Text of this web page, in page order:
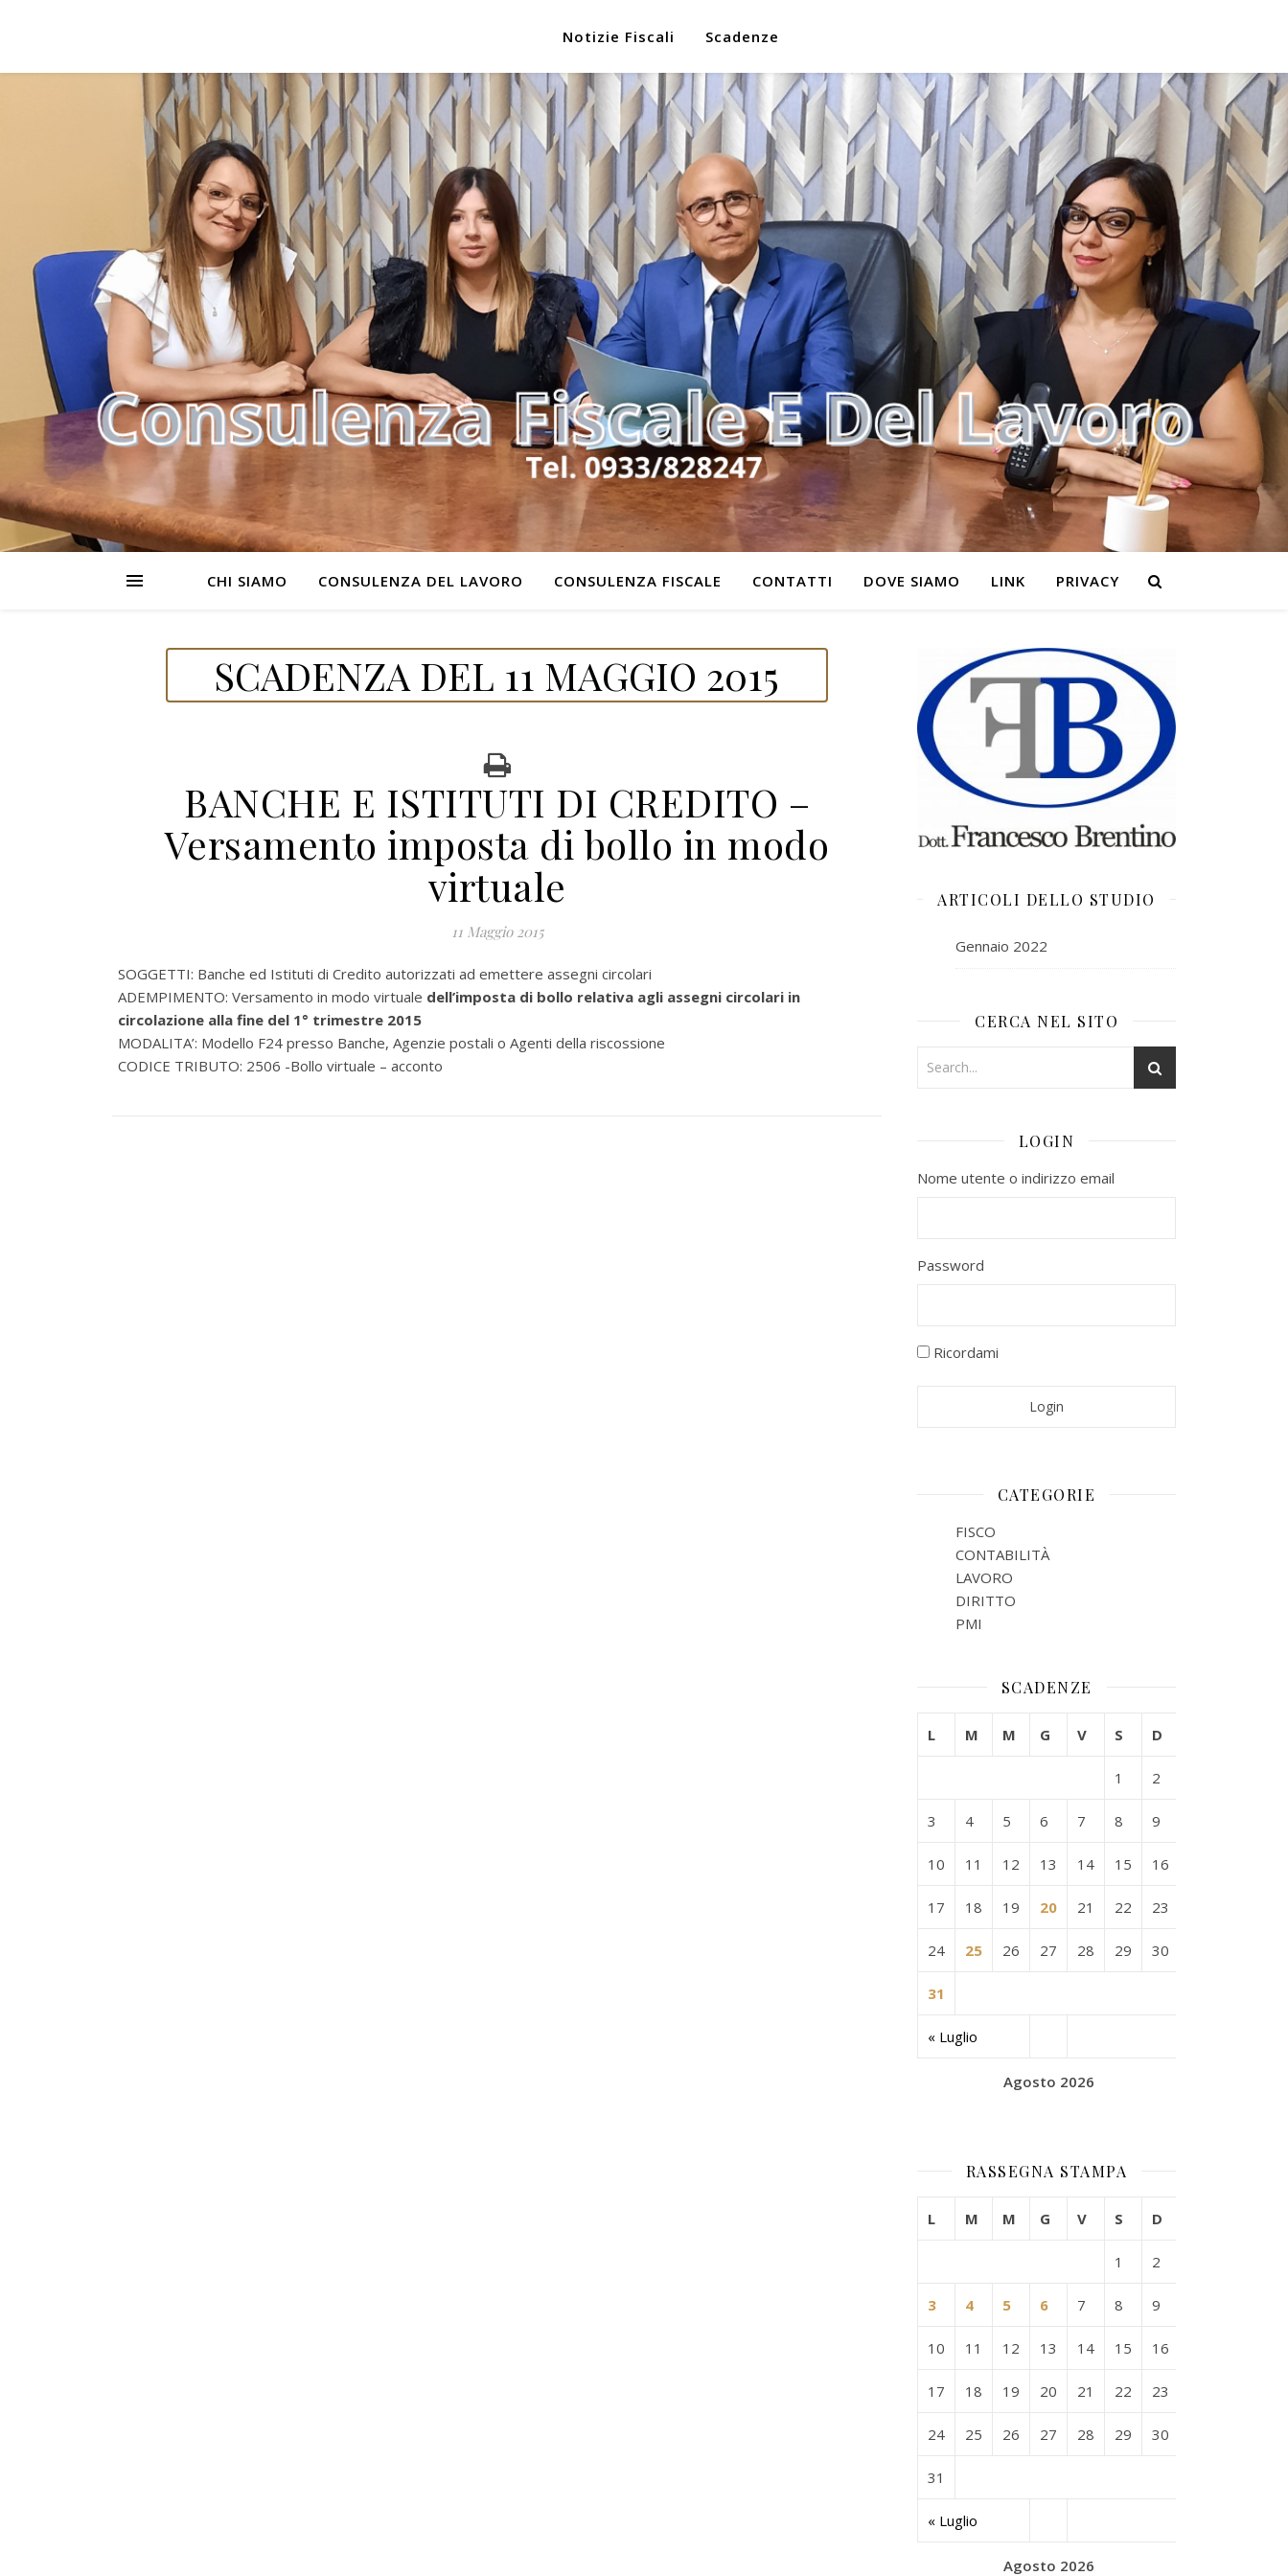
Notizie Fiscali Scadenze
CHI SIAMO CONSULENZA DEL LAVORO CONSULENZA FISCALE CONTATTI DOVE SIAMO LINK PRIVACY
SCADENZA DEL 11 MAGGIO 2015
BANCHE E ISTITUTI DI CREDITO –
Versamento imposta di bollo in modo
virtuale
11 Maggio 2015
SOGGETTI: Banche ed Istituti di Credito autorizzati ad emettere assegni circolari
ADEMPIMENTO: Versamento in modo virtuale dell’imposta di bollo relativa agli assegni circolari in
circolazione alla fine del 1° trimestre 2015
MODALITA’: Modello F24 presso Banche, Agenzie postali o Agenti della riscossione
CODICE TRIBUTO: 2506 -Bollo virtuale – acconto
ARTICOLI DELLO STUDIO
Gennaio 2022
CERCA NEL SITO
LOGIN
Nome utente o indirizzo email
Password
Ricordami
CATEGORIE
FISCO
CONTABILITÀ
LAVORO
DIRITTO
PMI
SCADENZE
Agosto 2026
L M M G V S D
« Luglio
1 2
3 4 5 6 7 8 9
10 11 12 13 14 15 16
17 18 19 20 21 22 23
24 25 26 27 28 29 30
31
RASSEGNA STAMPA
Agosto 2026
L M M G V S D
« Luglio
1 2
3 4 5 6 7 8 9
10 11 12 13 14 15 16
17 18 19 20 21 22 23
24 25 26 27 28 29 30
31